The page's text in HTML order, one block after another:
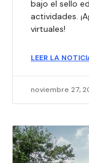
bajo el sello
actividades.
virtuales!
LEER LA
noviembre 27,